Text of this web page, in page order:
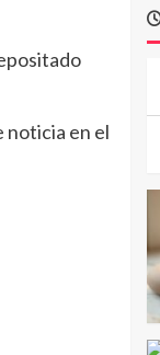
noticia en el